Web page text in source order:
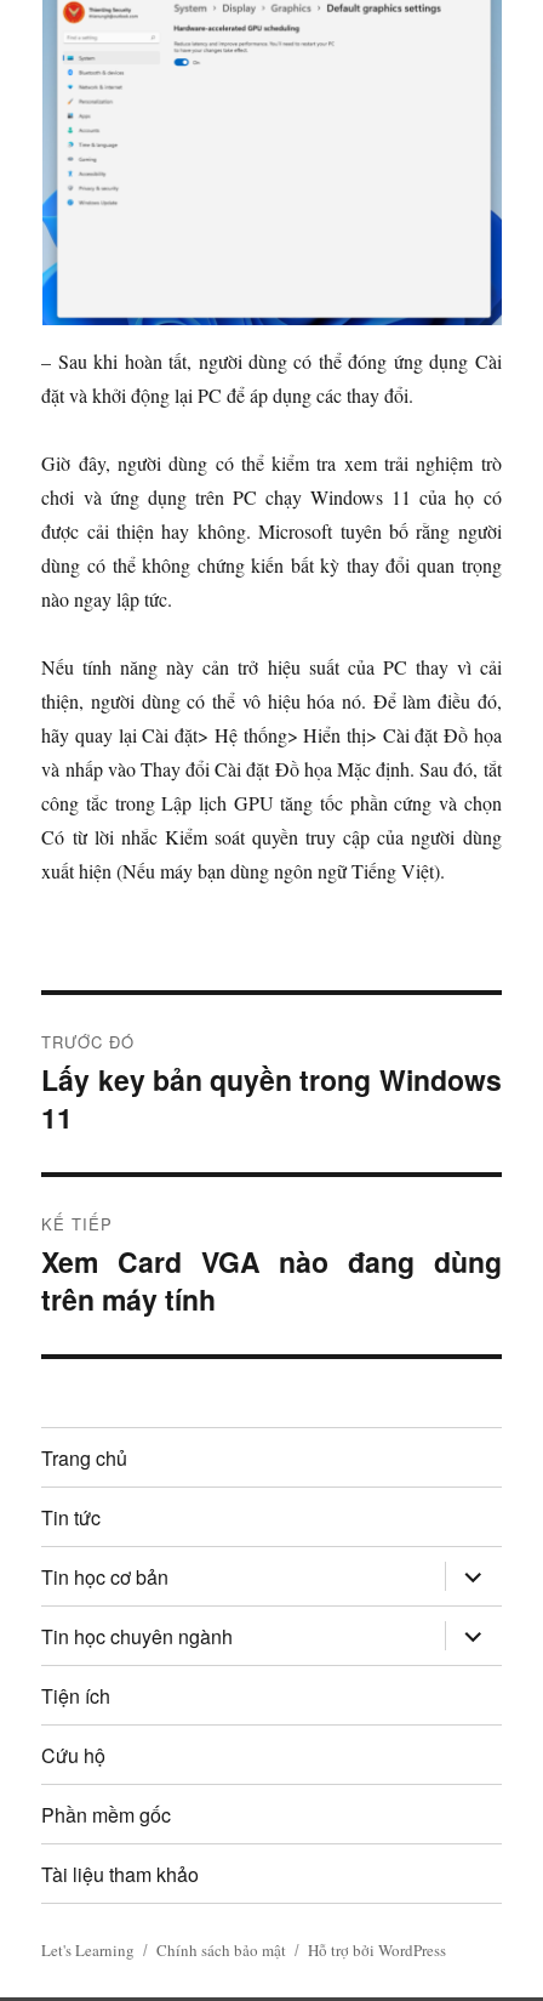
– Sau khi hoàn tất, người dùng có thể đóng ứng dụng Cài
đặt và khởi động lại PC để áp dụng các thay đổi.
Giờ đây, người dùng có thể kiểm tra xem trải nghiệm trò
chơi và ứng dụng trên PC chạy Windows 11 của họ có
được cải thiện hay không. Microsoft tuyên bố rằng người
dùng có thể không chứng kiến ​​bất kỳ thay đổi quan trọng
nào ngay lập tức.
Nếu tính năng này cản trở hiệu suất của PC thay vì cải
thiện, người dùng có thể vô hiệu hóa nó. Để làm điều đó,
hãy quay lại Cài đặt> Hệ thống> Hiển thị> Cài đặt Đồ họa
và nhấp vào Thay đổi Cài đặt Đồ họa Mặc định. Sau đó, tắt
công tắc trong Lập lịch GPU tăng tốc phần cứng và chọn
Có từ lời nhắc Kiểm soát quyền truy cập của người dùng
xuất hiện (Nếu máy bạn dùng ngôn ngữ Tiếng Việt).
i
ề
u
h
ư
g
b
à
i
v
i
ế
t
TRƯỚC ĐÓ
B
à
t
r
ư
ớ
c
:
Lấy key bản quyền trong Windows
11
KẾ TIẾP
B
à
t
ế
p
Xem Card VGA nào đang dùng
trên máy tính
Trang chủ
Tin tức
Tin học cơ bản mở
rộng
trình
đơn
con
Tin học chuyên ngành mở
rộng
trình
Tiện ích
Cứu hộ
Phần mềm gốc
Tài liệu tham khảo
Let's Learning Chính sách bảo mật Hỗ trợ bởi WordPress